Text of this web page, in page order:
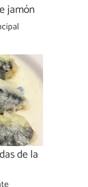
jamón
de la